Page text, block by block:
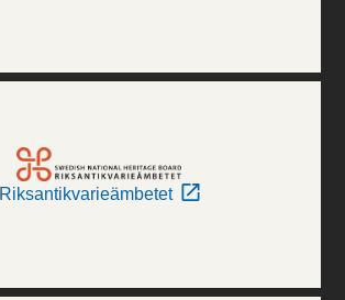
Riksantikvarieämbetet